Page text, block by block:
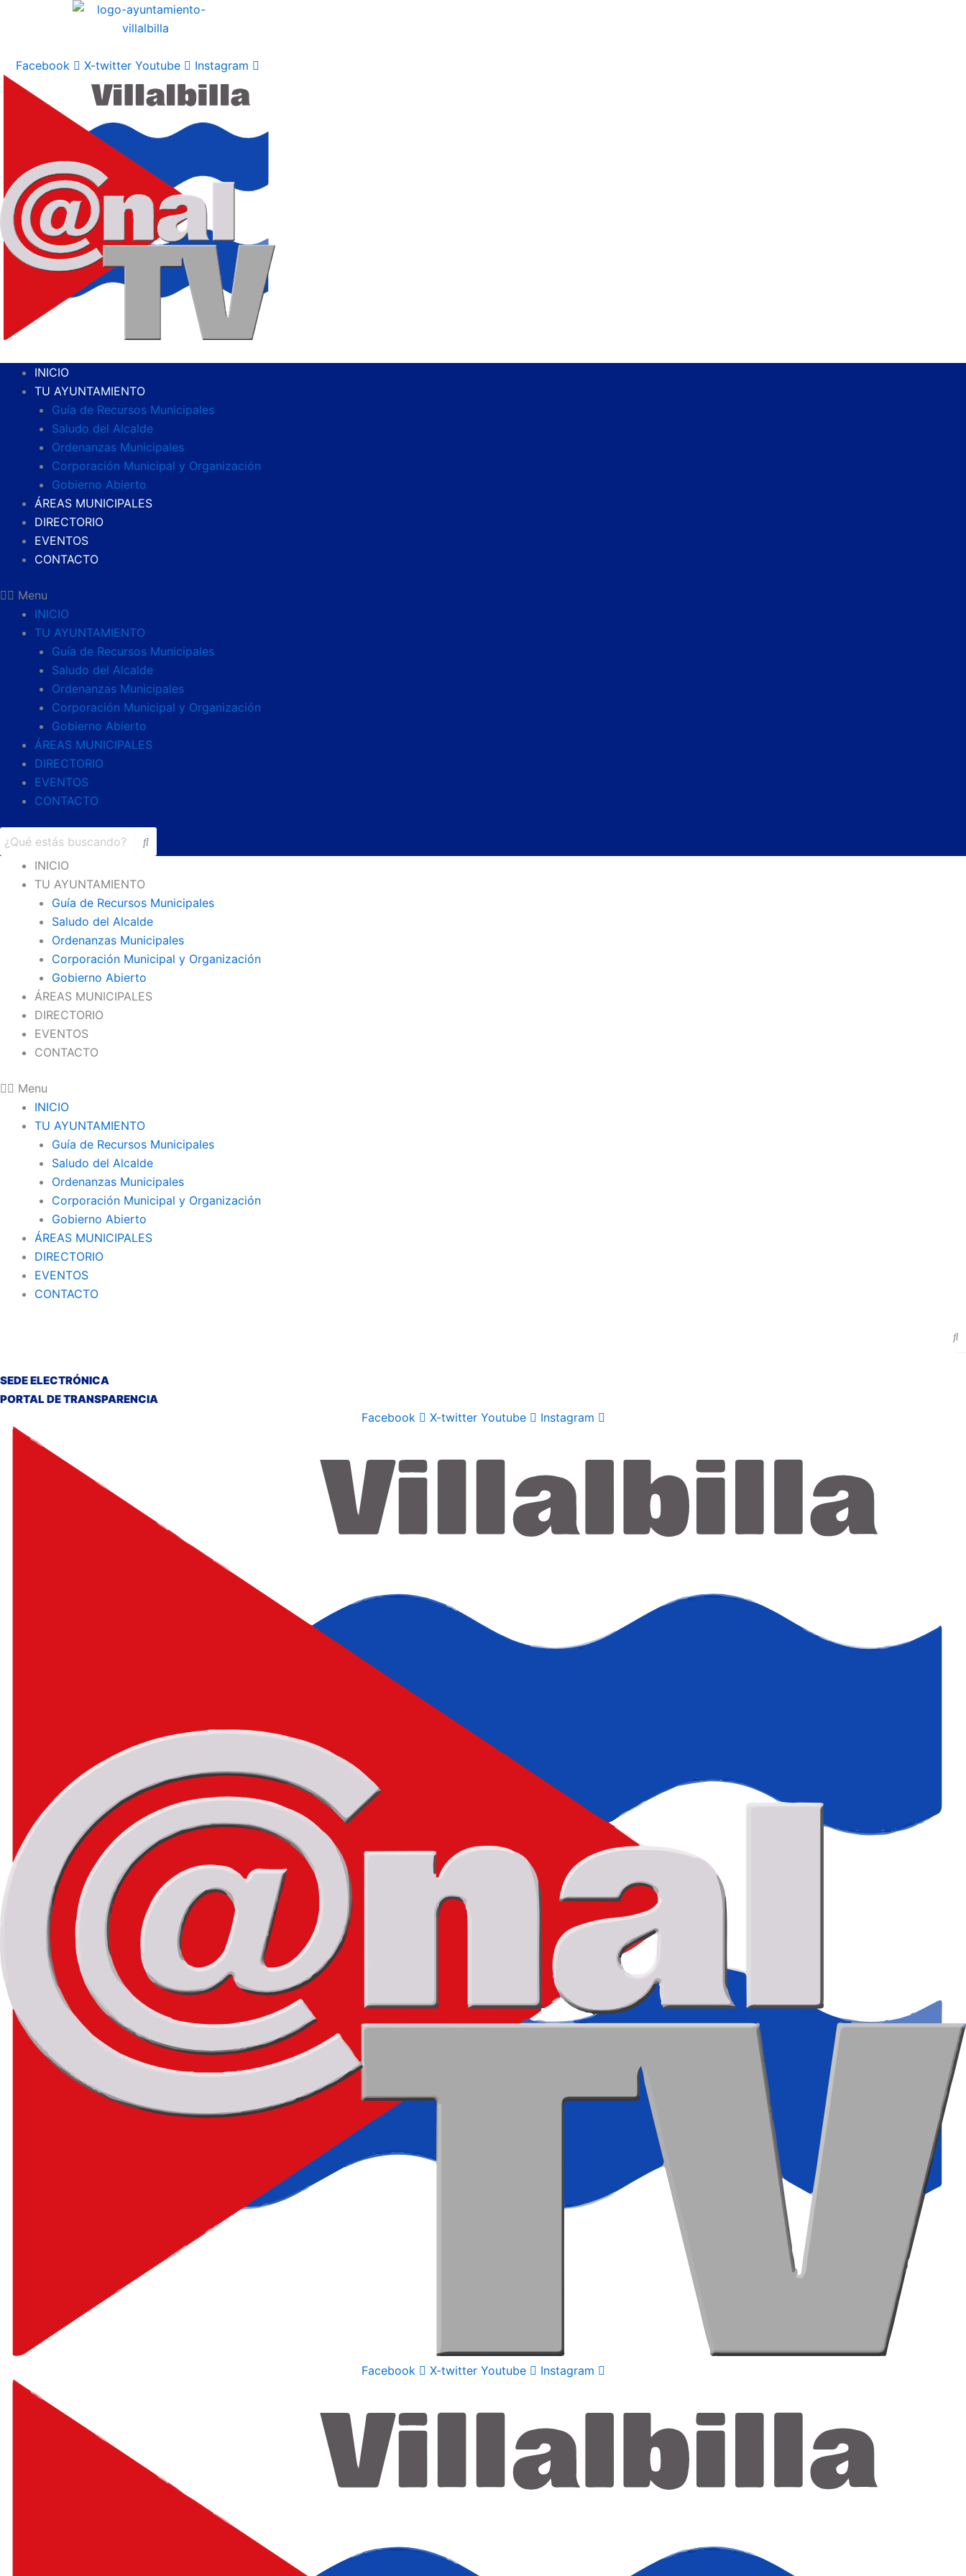
Facebook
X-twitter Youtube Instagram
INICIO
TU AYUNTAMIENTO
Guía de Recursos Municipales
Saludo del Alcalde
Ordenanzas Municipales
Corporación Municipal y Organización
Gobierno Abierto
ÁREAS MUNICIPALES
DIRECTORIO
EVENTOS
CONTACTO
Menu
INICIO
TU AYUNTAMIENTO
Guía de Recursos Municipales
Saludo del Alcalde
Ordenanzas Municipales
Corporación Municipal y Organización
Gobierno Abierto
ÁREAS MUNICIPALES
DIRECTORIO
EVENTOS
CONTACTO
INICIO
TU AYUNTAMIENTO
Guía de Recursos Municipales
Saludo del Alcalde
Ordenanzas Municipales
Corporación Municipal y Organización
Gobierno Abierto
ÁREAS MUNICIPALES
DIRECTORIO
EVENTOS
CONTACTO
Menu
INICIO
TU AYUNTAMIENTO
Guía de Recursos Municipales
Saludo del Alcalde
Ordenanzas Municipales
Corporación Municipal y Organización
Gobierno Abierto
ÁREAS MUNICIPALES
DIRECTORIO
EVENTOS
CONTACTO
SEDE ELECTRÓNICA
PORTAL DE TRANSPARENCIA
Facebook X-twitter Youtube Instagram
Facebook X-twitter Youtube Instagram